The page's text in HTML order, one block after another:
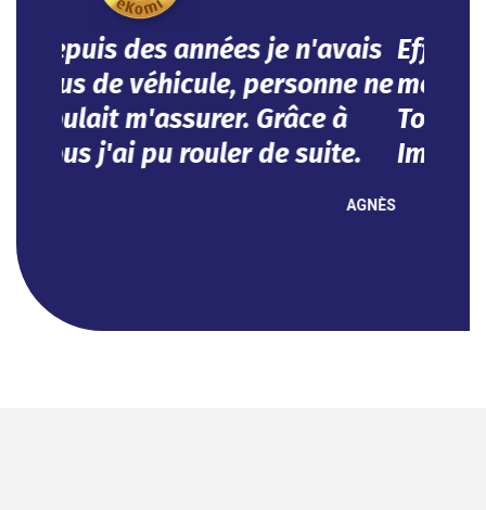
Efficace, vous avez répondu à
mes besoins dans l'urgence.
Tout se fait en ligne.
Impeccable !